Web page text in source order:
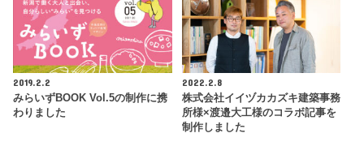
2019.2.2
みらいずBOOK Vol.5の制作に携
わりました
2022.2.8
株式会社イイヅカカズキ建築事務
所様×渡邉大工様のコラボ記事を
制作しました